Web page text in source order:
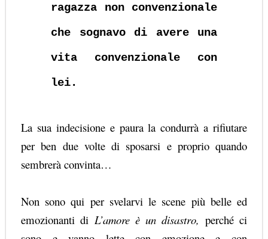
ragazza non convenzionale
che sognavo di avere una
vita convenzionale con
lei.
La sua indecisione e paura la condurrà a rifiutare
per ben due volte di sposarsi e proprio quando
sembrerà convinta…
Non sono qui per svelarvi le scene più belle ed
emozionanti di L’amore è un disastro, perché ci